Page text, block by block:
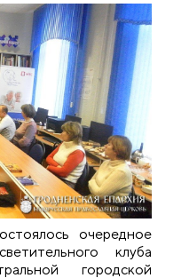
очередное
клуба
городской